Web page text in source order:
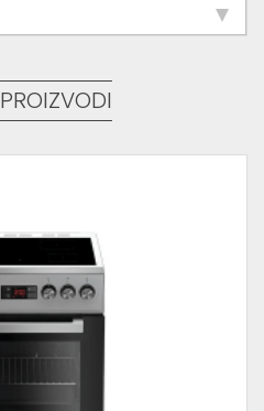
PROIZVODI